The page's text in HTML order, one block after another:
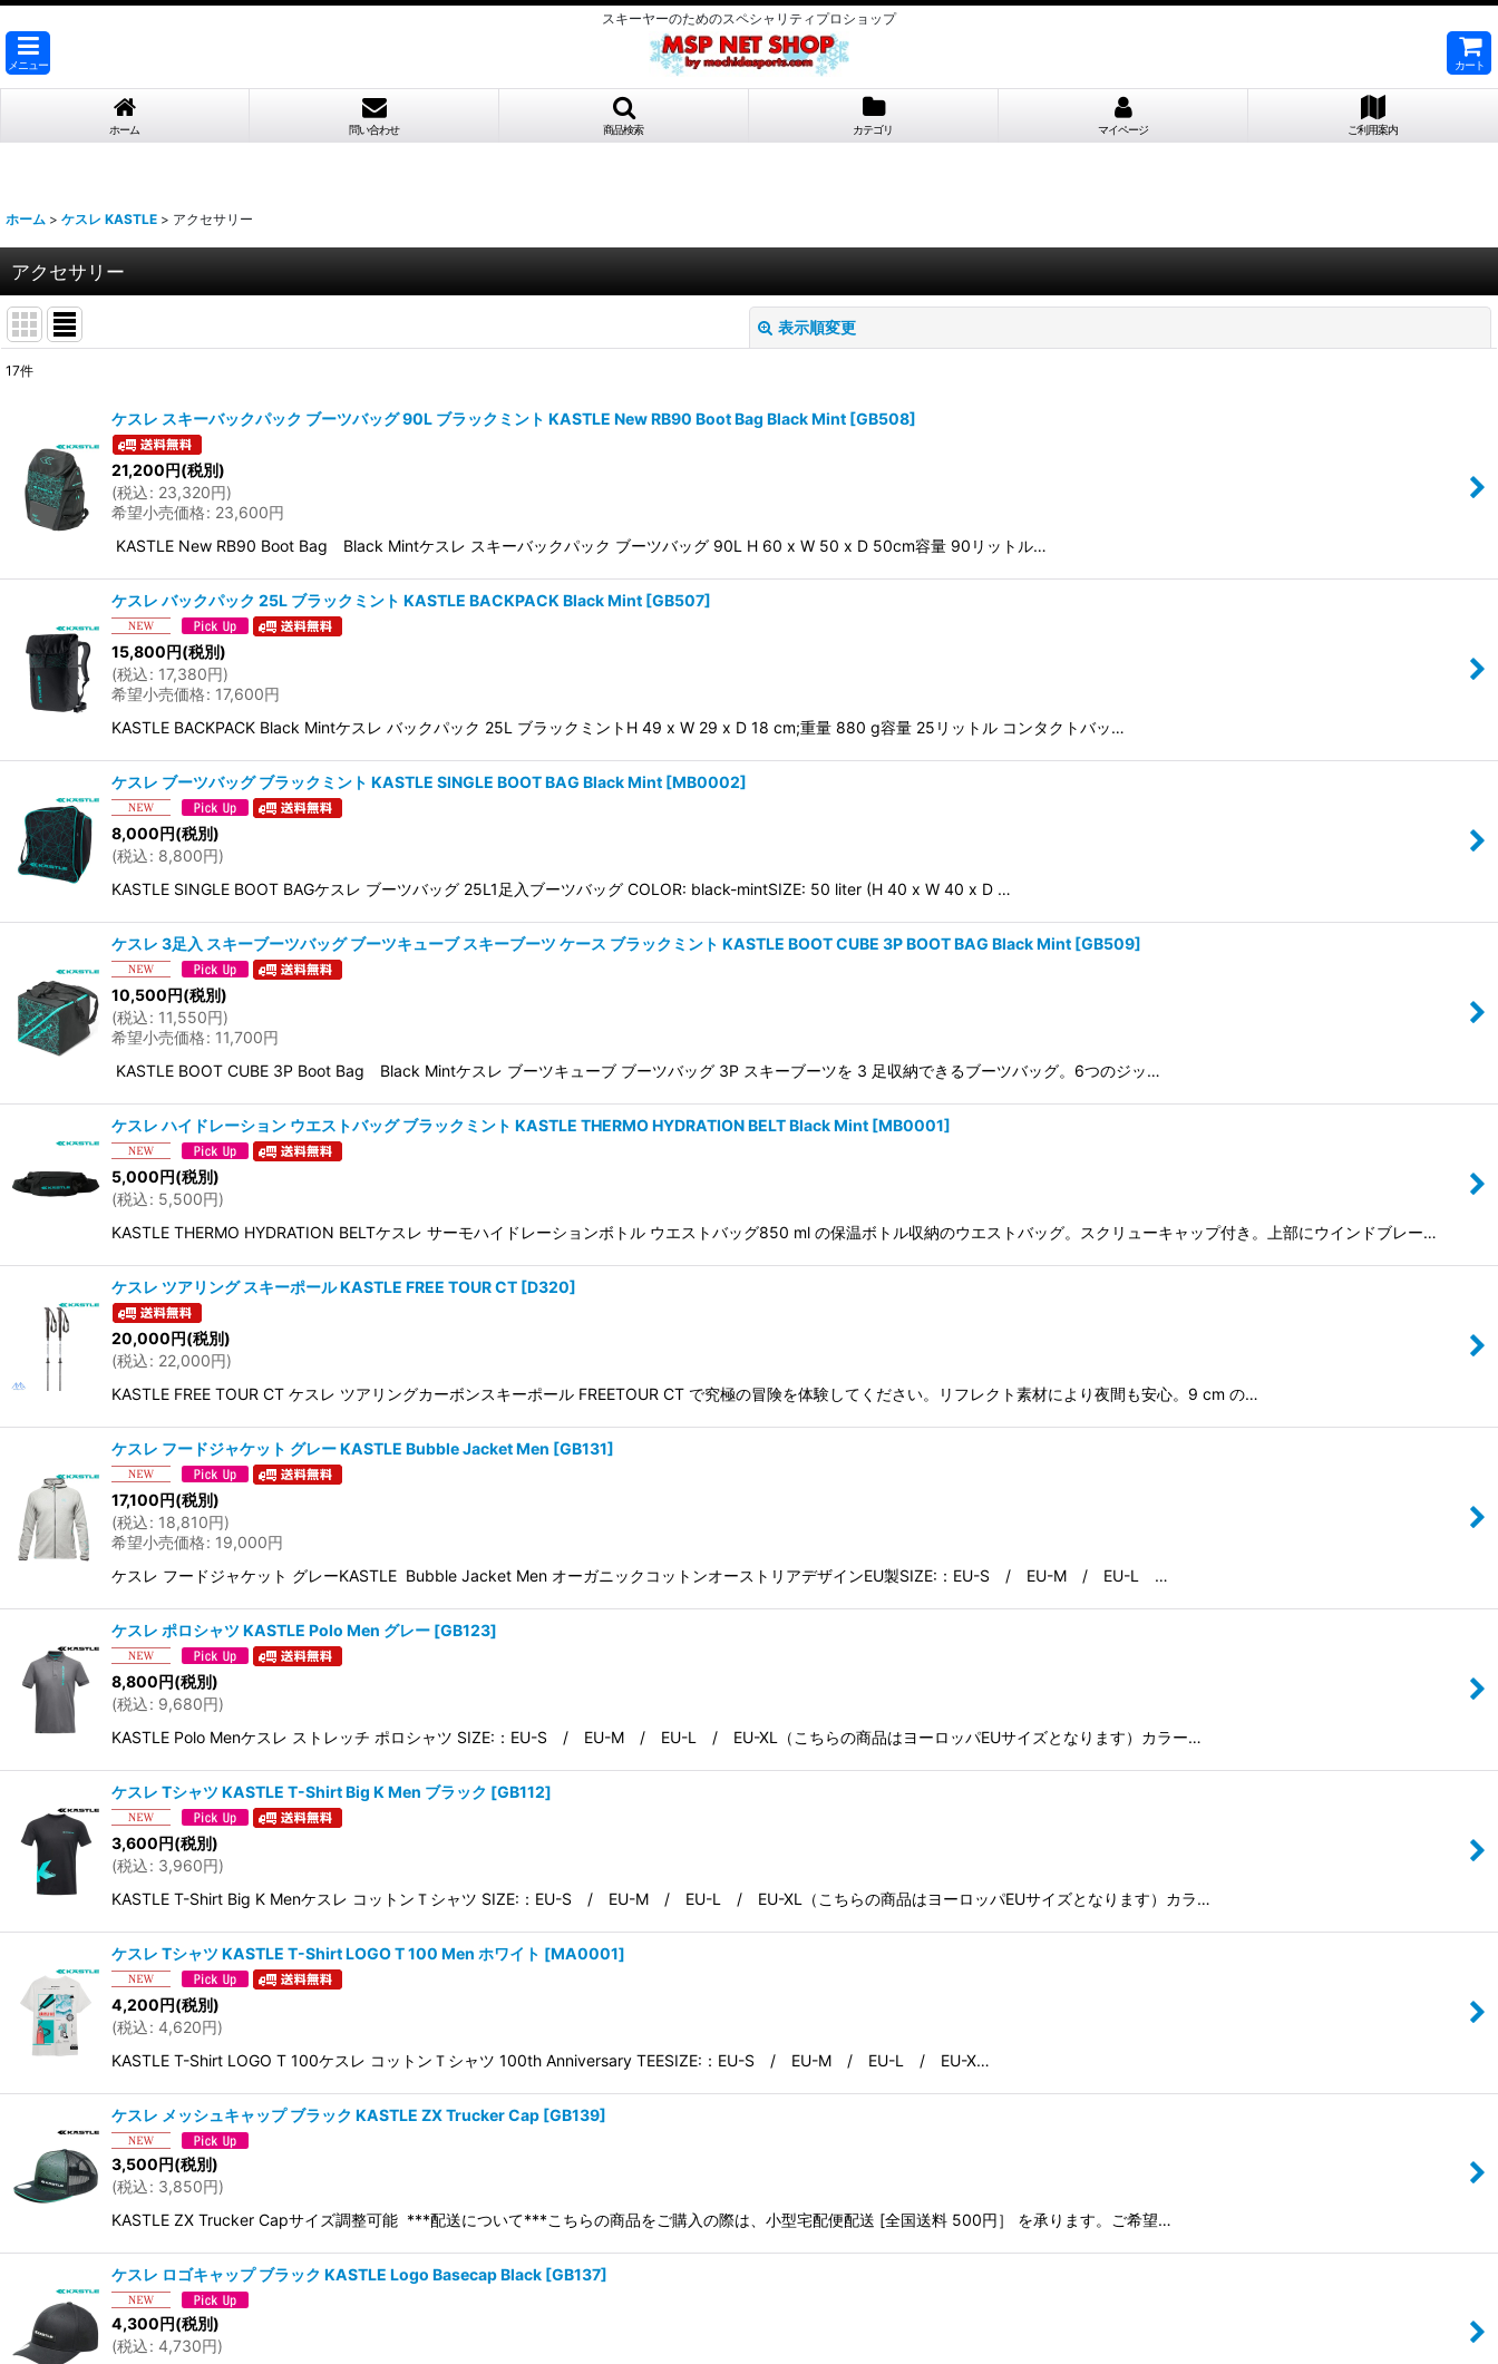
スキーヤーのためのスペシャリティプロショップ
メニュー カート
ホーム 問い合わせ 商品検索 カテゴリ マイページ ご利用案内
ホーム > ケスレ KASTLE > アクセサリー
アクセサリー
表示順変更
並び順:
17件
ケスレ スキーバックパック ブーツバッグ 90L ブラックミント KASTLE New RB90 Boot Bag Black Mint [GB508]
21,200円(税別)
(税込: 23,320円)
希望小売価格: 23,600円
KASTLE New RB90 Boot Bag Black Mintケスレ スキーバックパック ブーツバッグ 90L H 60 x W 50 x D 50cm容量 90リットル…
ケスレ バックパック 25L ブラックミント KASTLE BACKPACK Black Mint [GB507]
15,800円(税別)
(税込: 17,380円)
希望小売価格: 17,600円
KASTLE BACKPACK Black Mintケスレ バックパック 25L ブラックミントH 49 x W 29 x D 18 cm;重量 880 g容量 25リットル コンタクトバッ…
ケスレ ブーツバッグ ブラックミント KASTLE SINGLE BOOT BAG Black Mint [MB0002]
8,000円(税別)
(税込: 8,800円)
KASTLE SINGLE BOOT BAGケスレ ブーツバッグ 25L1足入ブーツバッグ COLOR: black-mintSIZE: 50 liter (H 40 x W 40 x D …
ケスレ 3足入 スキーブーツバッグ ブーツキューブ スキーブーツ ケース ブラックミント KASTLE BOOT CUBE 3P BOOT BAG Black Mint [GB509]
10,500円(税別)
(税込: 11,550円)
希望小売価格: 11,700円
KASTLE BOOT CUBE 3P Boot Bag Black Mintケスレ ブーツキューブ ブーツバッグ 3P スキーブーツを 3 足収納できるブーツバッグ。6つのジッ…
ケスレ ハイドレーション ウエストバッグ ブラックミント KASTLE THERMO HYDRATION BELT Black Mint [MB0001]
5,000円(税別)
(税込: 5,500円)
KASTLE THERMO HYDRATION BELTケスレ サーモハイドレーションボトル ウエストバッグ850 ml の保温ボトル収納のウエストバッグ。スクリューキャップ付き。上部にウインドブレー…
ケスレ ツアリング スキーポール KASTLE FREE TOUR CT [D320]
20,000円(税別)
(税込: 22,000円)
KASTLE FREE TOUR CT ケスレ ツアリングカーボンスキーポール FREETOUR CT で究極の冒険を体験してください。リフレクト素材により夜間も安心。9 cm の…
ケスレ フードジャケット グレー KASTLE Bubble Jacket Men [GB131]
17,100円(税別)
(税込: 18,810円)
希望小売価格: 19,000円
ケスレ フードジャケット グレーKASTLE Bubble Jacket Men オーガニックコットンオーストリアデザインEU製SIZE:：EU-S / EU-M / EU-L …
ケスレ ポロシャツ KASTLE Polo Men グレー [GB123]
8,800円(税別)
(税込: 9,680円)
KASTLE Polo Menケスレ ストレッチ ポロシャツ SIZE:：EU-S / EU-M / EU-L / EU-XL（こちらの商品はヨーロッパEUサイズとなります）カラー…
ケスレ Tシャツ KASTLE T-Shirt Big K Men ブラック [GB112]
3,600円(税別)
(税込: 3,960円)
KASTLE T-Shirt Big K Menケスレ コットンＴシャツ SIZE:：EU-S / EU-M / EU-L / EU-XL（こちらの商品はヨーロッパEUサイズとなります）カラ…
ケスレ Tシャツ KASTLE T-Shirt LOGO T 100 Men ホワイト [MA0001]
4,200円(税別)
(税込: 4,620円)
KASTLE T-Shirt LOGO T 100ケスレ コットンＴシャツ 100th Anniversary TEESIZE:：EU-S / EU-M / EU-L / EU-X…
ケスレ メッシュキャップ ブラック KASTLE ZX Trucker Cap [GB139]
3,500円(税別)
(税込: 3,850円)
KASTLE ZX Trucker Capサイズ調整可能 ***配送について***こちらの商品をご購入の際は、小型宅配便配送 [全国送料 500円］ を承ります。ご希望…
ケスレ ロゴキャップ ブラック KASTLE Logo Basecap Black [GB137]
4,300円(税別)
(税込: 4,730円)